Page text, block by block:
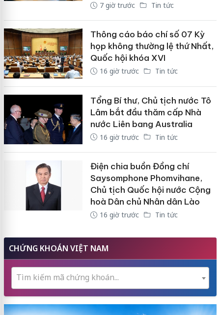
7 giờ trước Tin tức
Thông cáo báo chí số 07 Kỳ
họp không thường lệ thứ Nhất,
Quốc hội khóa XVI
16 giờ trước Tin tức
Tổng Bí thư, Chủ tịch nước Tô
Lâm bắt đầu thăm cấp Nhà
nước Liên bang Australia
16 giờ trước Tin tức
Điện chia buồn Đồng chí
Saysomphone Phomvihane,
Chủ tịch Quốc hội nước Cộng
hoà Dân chủ Nhân dân Lào
16 giờ trước Tin tức
CHỨNG KHOÁN VIỆT NAM
Tìm kiếm mã chứng khoán...